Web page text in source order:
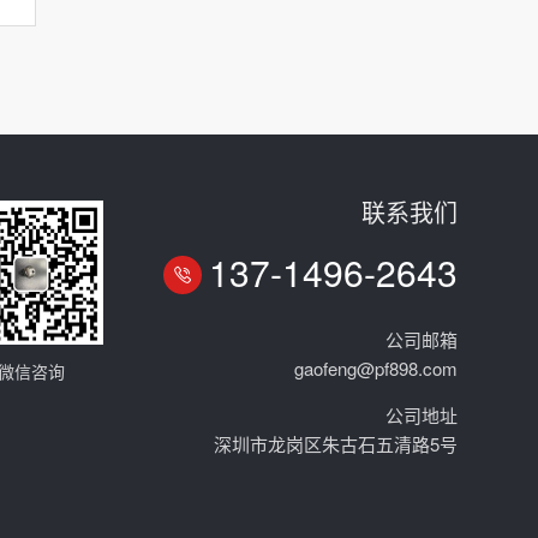
信咨询
联系我们
137-1496-2643
公司邮箱
gaofeng@pf898.com
公司地址
深圳市龙岗区朱古石五清路5号